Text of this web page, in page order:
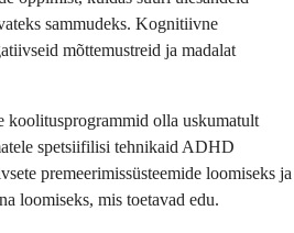
sammudeks. Kognitiivne
mõttemustreid ja madalat
koolitusprogrammid olla uskumatult
spetsiifilisi tehnikaid ADHD
premeerimissüsteemide loomiseks ja
loomiseks, mis toetavad edu.